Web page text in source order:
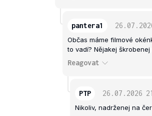
pantera1
Občas máme filmové
to vadí? Nějakej škrobenej
Reagovat
PTP 26.07.2026
Nikoliv, nadrženej na